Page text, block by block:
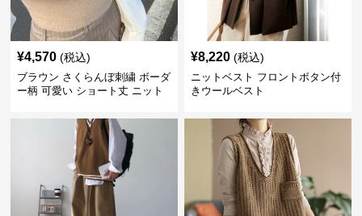
¥4,570 (税込)
ブラウン さくらんぼ刺繍 ボーダ
ー柄 可愛い ショート丈 ニット
¥8,220 (税込)
ニットベスト フロントボタン付
きウールベスト